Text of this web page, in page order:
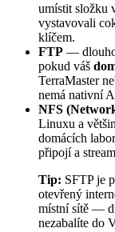
umístit složku
vystavovali
klíčem.
FTP —
pokud váš
TerraMaster
nemá nativní
NFS
Linuxu a
domácích
připojí a
Tip: SFTP je
otevřený
místní sítě —
nezabalíte do